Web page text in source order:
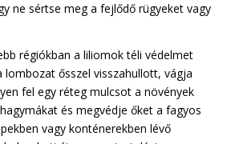
ne sértse meg a fejlődő rügyeket vagy
régiókban a liliomok téli védelmet
lombozat ősszel visszahullott, vágja
fel egy réteg mulcsot a növények
és megvédje őket a fagyos
vagy konténerekben lévő